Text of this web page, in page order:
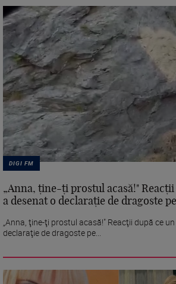
DIGI FM
„Anna, ţine-ţi prostul acasă!"
a desenat o declaraţie de dragoste
„Anna, ţine-ţi prostul acasă!" Reacţii după ce
declaraţie de dragoste pe...